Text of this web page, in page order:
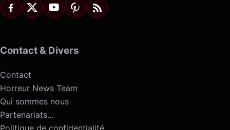
Contact & Divers
Contact
Horreur News Team
Qui sommes nous
Partenariats…
Politique de confidentialité